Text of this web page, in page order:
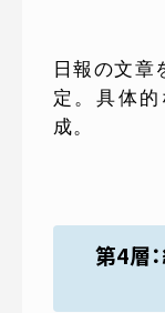
日報の文章
定。具体
成。
第4層